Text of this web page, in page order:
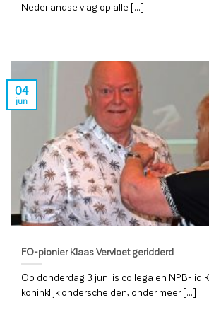
Nederlandse vlag op alle [...]
FO-pionier Klaas Vervloet geridderd
Op donderdag 3 juni is collega en NPB-lid
koninklijk onderscheiden, onder meer [...]
04
jun